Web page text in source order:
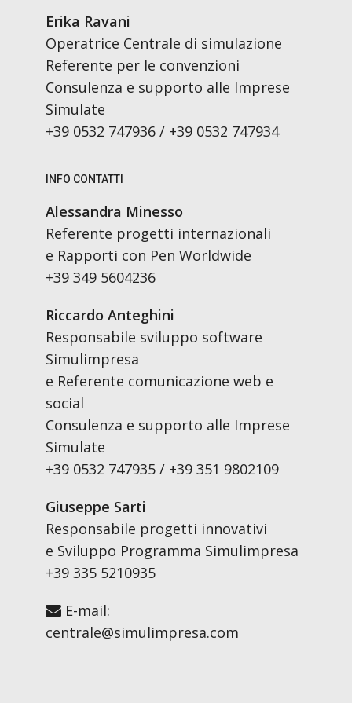
Erika Ravani
Operatrice Centrale di simulazione
Referente per le convenzioni
Consulenza e supporto alle Imprese
Simulate
+39 0532 747936 / +39 0532 747934
INFO CONTATTI
Alessandra Minesso
Referente progetti internazionali
e Rapporti con Pen Worldwide
+39 349 5604236
Riccardo Anteghini
Responsabile sviluppo software
Simulimpresa
e Referente comunicazione web e
social
Consulenza e supporto alle Imprese
Simulate
+39 0532 747935 / +39 351 9802109
Giuseppe Sarti
Responsabile progetti innovativi
e Sviluppo Programma Simulimpresa
+39 335 5210935
E-mail:
centrale@simulimpresa.com